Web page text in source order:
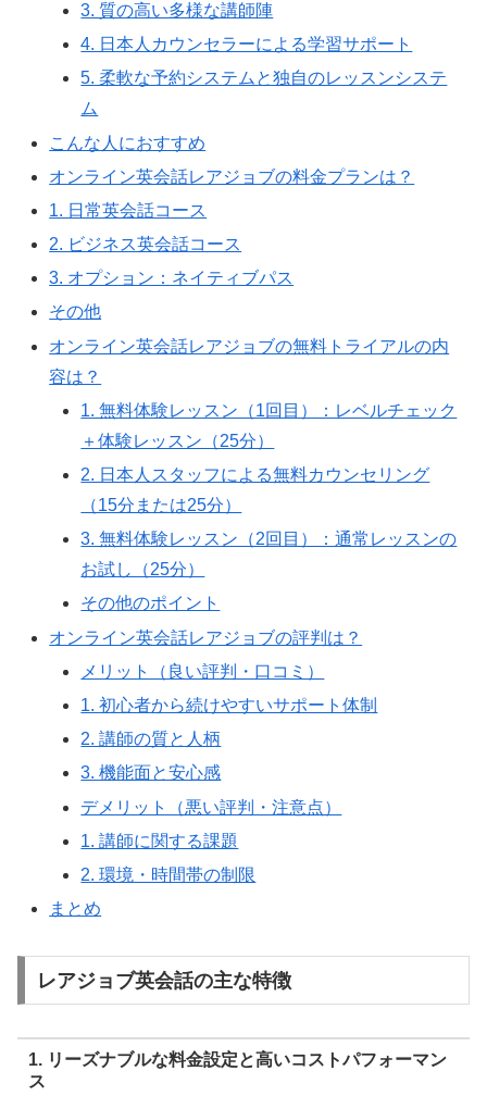
3. 質の高い多様な講師陣
4. 日本人カウンセラーによる学習サポート
5. 柔軟な予約システムと独自のレッスンシステ
ム
こんな人におすすめ
オンライン英会話レアジョブの料金プランは？
1. 日常英会話コース
2. ビジネス英会話コース
3. オプション：ネイティブパス
その他
オンライン英会話レアジョブの無料トライアルの内
容は？
1. 無料体験レッスン（1回目）：レベルチェック
＋体験レッスン（25分）
2. 日本人スタッフによる無料カウンセリング
（15分または25分）
3. 無料体験レッスン（2回目）：通常レッスンの
お試し（25分）
その他のポイント
オンライン英会話レアジョブの評判は？
メリット（良い評判・口コミ）
1. 初心者から続けやすいサポート体制
2. 講師の質と人柄
3. 機能面と安心感
デメリット（悪い評判・注意点）
1. 講師に関する課題
2. 環境・時間帯の制限
まとめ
レアジョブ英会話の主な特徴
1. リーズナブルな料金設定と高いコストパフォーマン
ス